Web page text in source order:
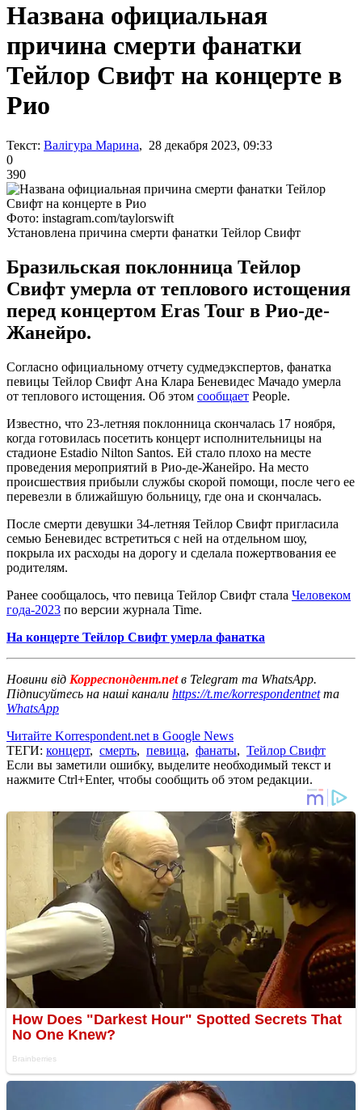
Названа официальная
причина смерти фанатки
Тейлор Свифт на концерте в
Рио
Текст: Валігура Марина, 28 декабря 2023, 09:33
0
390
Фото: instagram.com/taylorswift
Установлена причина смерти фанатки Тейлор Свифт
Бразильская поклонница Тейлор
Свифт умерла от теплового истощения
перед концертом Eras Tour в Рио-де-
Жанейро.
Согласно официальному отчету судмедэкспертов, фанатка
певицы Тейлор Свифт Ана Клара Беневидес Мачадо умерла
от теплового истощения. Об этом сообщает People.
Известно, что 23-летняя поклонница скончалась 17 ноября,
когда готовилась посетить концерт исполнительницы на
стадионе Estadio Nilton Santos. Ей стало плохо на месте
проведения мероприятий в Рио-де-Жанейро. На место
происшествия прибыли службы скорой помощи, после чего ее
перевезли в ближайшую больницу, где она и скончалась.
После смерти девушки 34-летняя Тейлор Свифт пригласила
семью Беневидес встретиться с ней на отдельном шоу,
покрыла их расходы на дорогу и сделала пожертвования ее
родителям.
Ранее сообщалось, что певица Тейлор Свифт стала Человеком
года-2023 по версии журнала Time.
На концерте Тейлор Свифт умерла фанатка
Новини від Корреспондент.netв Telegram та WhatsApp.
Підписуйтесь на наші канали https://t.me/korrespondentnetта
WhatsApp
Читайте Korrespondent.net в Google News
ТЕГИ: концерт, смерть, певица, фанаты, Тейлор Свифт
Если вы заметили ошибку, выделите необходимый текст и
нажмите Ctrl+Enter, чтобы сообщить об этом редакции.